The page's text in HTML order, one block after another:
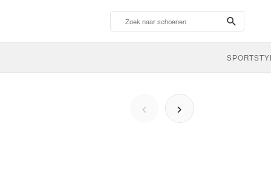
search-
btn